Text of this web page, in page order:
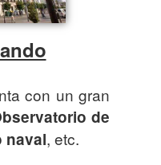
con un gran
de
naval, etc.